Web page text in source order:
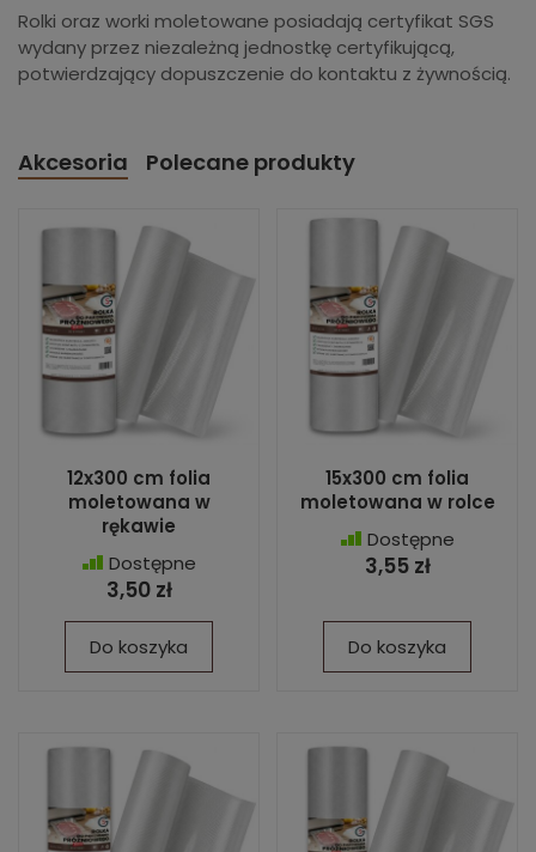
Rolki oraz worki moletowane posiadają certyfikat SGS
wydany przez niezależną jednostkę certyfikującą,
potwierdzający dopuszczenie do kontaktu z żywnością.
Akcesoria Polecane produkty
12x300 cm folia
moletowana w
rękawie
Dostępne
3,50 zł
Do koszyka
15x300 cm folia
moletowana w rolce
Dostępne
3,55 zł
Do koszyka